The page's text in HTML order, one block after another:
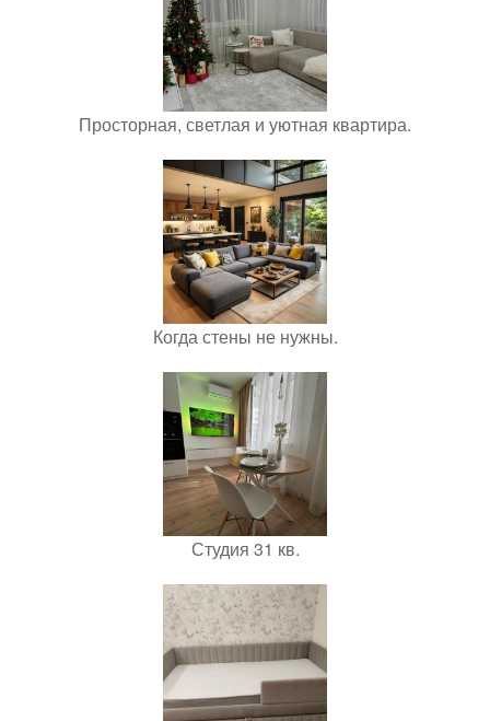
Просторная, светлая и уютная квартира.
Когда стены не нужны.
Студия 31 кв.